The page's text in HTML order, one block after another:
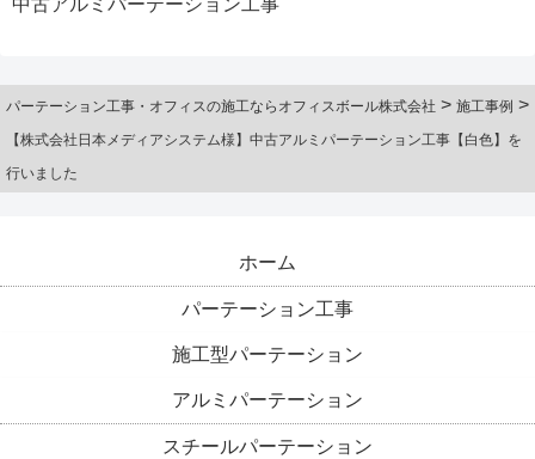
中古アルミパーテーション工事
パーテーション工事・オフィスの施工ならオフィスボール株式会社 > 施工事例 >
【株式会社日本メディアシステム様】中古アルミパーテーション工事【白色】を
行いました
ホーム
パーテーション工事
施工型パーテーション
アルミパーテーション
スチールパーテーション